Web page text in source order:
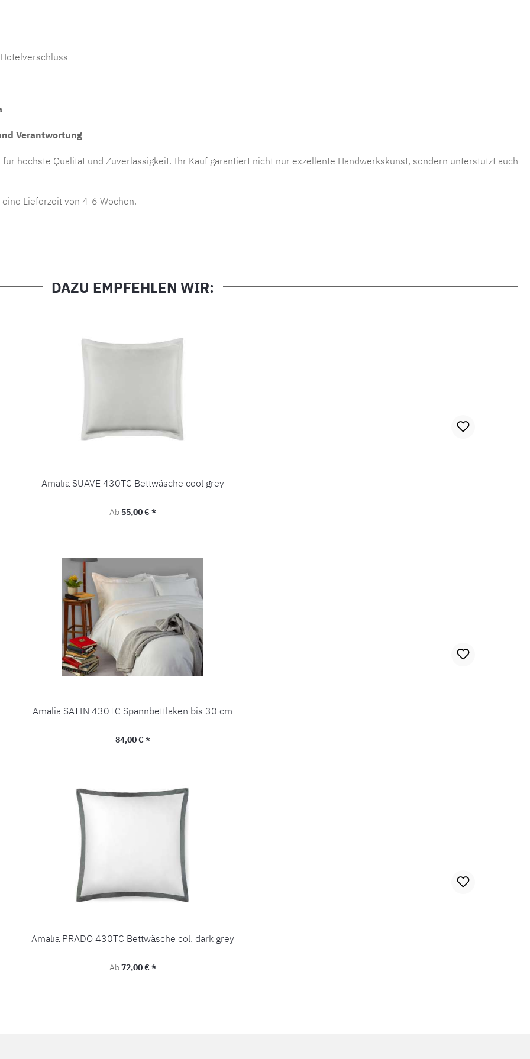
Verantwortung
höchste Qualität und Zuverlässigkeit. Ihr Kauf garantiert nicht nur exzellente Handwerkskunst, sondern unterstützt auch
Lieferzeit von 4-6 Wochen.
DAZU EMPFEHLEN WIR:
Amalia SUAVE 430TC Bettwäsche cool grey
Regulärer Preis:
Ab 55,00 € *
Amalia SATIN 430TC Spannbettlaken bis 30 cm
Regulärer Preis:
84,00 € *
Amalia PRADO 430TC Bettwäsche col. dark grey
Regulärer Preis:
Ab72,00 € *